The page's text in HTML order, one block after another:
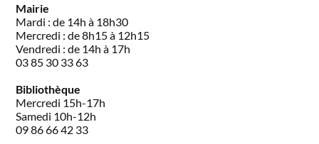
Mairie
Mardi : de 14h à 18h30
Mercredi : de 8h15 à 12h15
Vendredi : de 14h à 17h
03 85 30 33 63
Bibliothèque
Mercredi 15h-17h
Samedi 10h-12h
09 86 66 42 33